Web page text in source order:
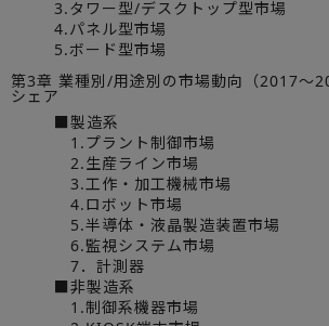
3.タワー型/デスクトップ型市場
4.パネル型市場
5.ボード型市場
第3章 業種別/用途別の市場動向（2017～
シェア
■製造系
1.プラント制御市場
2.生産ライン市場
3.工作・加工機械市場
4.ロボット市場
5.半導体・液晶製造装置市場
6.監視システム市場
7．計測器
■非製造系
1.制御系機器市場